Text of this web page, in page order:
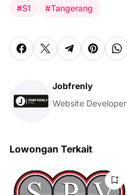
#S1 #Tangerang
Jobfrenly
Website Developer
Lowongan Terkait